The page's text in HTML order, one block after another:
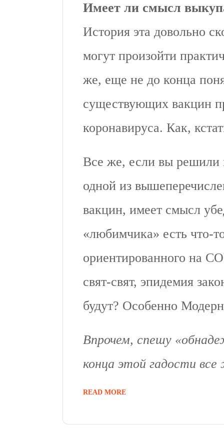
Имеет ли смысл
История эта довольно
могут произойти
же, еще не до конца
существующих вакцин
коронавируса. Как,
Все же, если вы решили
одной из
вакцин, имеет смысл
«любимчика» есть что-
ориентированного на
свят-свят, эпидемия
будут? Особенно
Впрочем, спешу
конца этой гадости
READ MORE